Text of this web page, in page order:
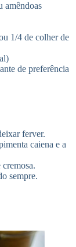
amêndoas
1/4 de colher de
de preferência
ferver.
caiena e a
sempre.